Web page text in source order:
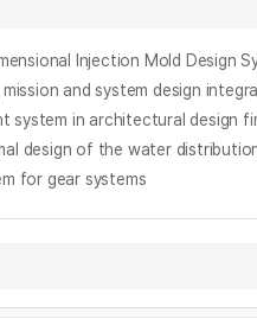
Injection Mold
mission and system design
system in architectural design
design of the water
for gear systems